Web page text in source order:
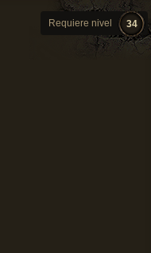
Requiere nivel 34